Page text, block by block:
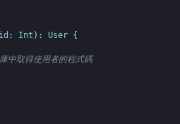
id : Int ) : User {
中取得使用者的程式碼